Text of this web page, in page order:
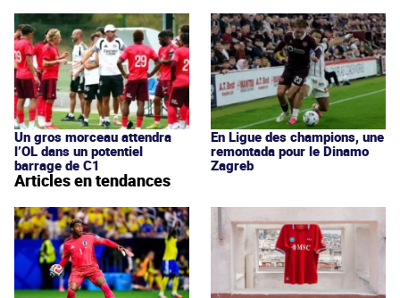
Un gros morceau attendra
l’OL dans un potentiel
barrage de C1
En Ligue des champions, une
remontada pour le Dinamo
Zagreb
Articles en tendances